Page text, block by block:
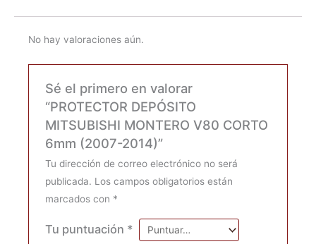
No hay valoraciones aún.
Sé el primero en valorar
“PROTECTOR DEPÓSITO
MITSUBISHI MONTERO V80 CORTO
6mm (2007-2014)”
Tu dirección de correo electrónico no será
publicada. Los campos obligatorios están
marcados con *
Tu puntuación *